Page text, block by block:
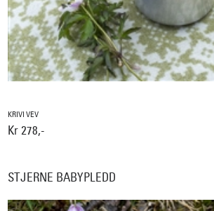
KRIVI VEV
Kr 278,-
STJERNE BABYPLEDD